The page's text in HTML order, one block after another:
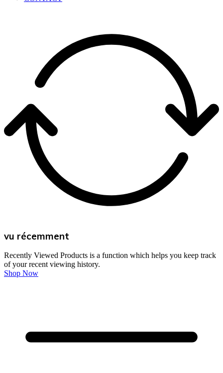
vu récemment
Recently Viewed Products is a function which helps you keep track
of your recent viewing history.
Shop Now